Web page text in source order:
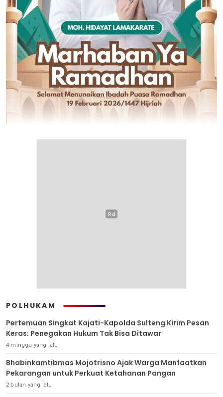
POLHUKAM
Pertemuan Singkat Kajati-Kapolda Sulteng Kirim Pesan
Keras: Penegakan Hukum Tak Bisa Ditawar
4 minggu yang lalu
Bhabinkamtibmas Mojotrisno Ajak Warga Manfaatkan
Pekarangan untuk Perkuat Ketahanan Pangan
2 bulan yang lalu